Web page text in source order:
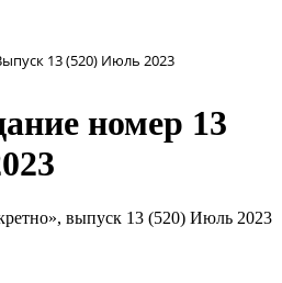
13 (520) Июль 2023
номер 13